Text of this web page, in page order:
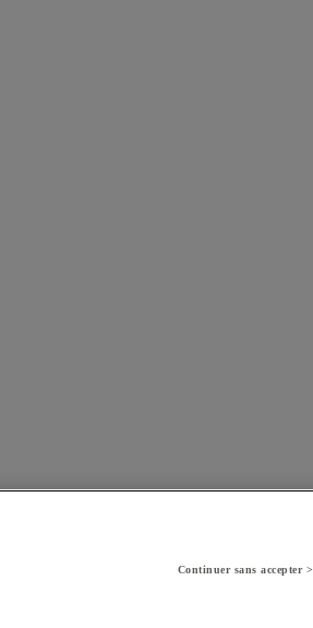
Continuer sans accepter >